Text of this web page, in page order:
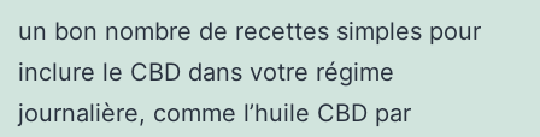
un bon nombre de recettes simples pour
inclure le CBD dans votre régime
journalière, comme l’huile CBD par